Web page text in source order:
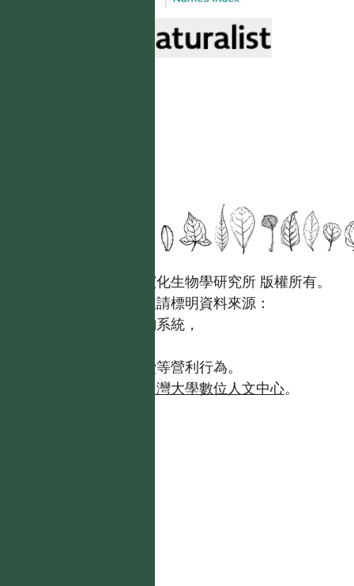
國立台灣大學生態學與演化生物學研究所 版權所有。
歡迎引用本網站資料，並請標明資料來源：
【台灣植物資訊整合查詢系統，
且不得有收取資料查詢費等營利行為。
台灣大學數位人文中心。